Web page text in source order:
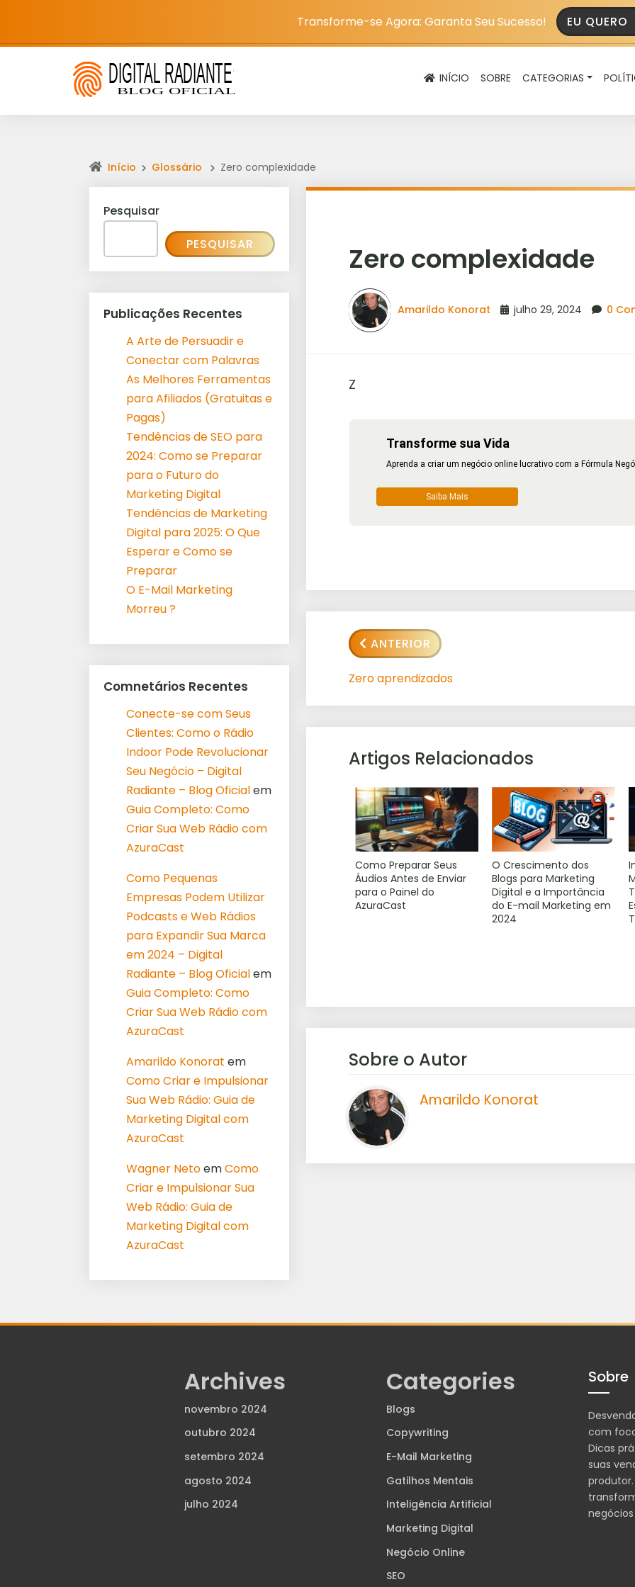
Transforme-se Agora: Garanta Seu Sucesso! EU QUERO
INÍCIO SOBRE CATEGORIAS
Início Glossário Zero complexidade
Zero complexidade
Amarildo Konorat julho 29, 2024 0
Z
Transforme sua Vida
Aprenda a criar um negócio online lucrativo com a Fórmula
Saiba Mais
ANTERIOR
Zero aprendizados
Artigos Relacionados
Como Preparar Seus
Áudios Antes de Enviar
para o Painel do
AzuraCast
O Crescimento dos
Blogs para Marketing
Digital e a Importância
do E-mail Marketing em
2024
Sobre o Autor
Amarildo Konorat
Pesquisar
PESQUISAR
Publicações Recentes
A Arte de Persuadir e
Conectar com Palavras
As Melhores Ferramentas
para Afiliados (Gratuitas e
Pagas)
Tendências de SEO para
2024: Como se Preparar
para o Futuro do
Marketing Digital
Tendências de Marketing
Digital para 2025: O Que
Esperar e Como se
Preparar
O E-Mail Marketing
Morreu ?
Comnetários Recentes
Conecte-se com Seus
Clientes: Como o Rádio
Indoor Pode Revolucionar
Seu Negócio – Digital
Radiante – Blog Oficialem
Guia Completo: Como
Criar Sua Web Rádio com
AzuraCast
Como Pequenas
Empresas Podem Utilizar
Podcasts e Web Rádios
para Expandir Sua Marca
em 2024 – Digital
Radiante – Blog Oficialem
Guia Completo: Como
Criar Sua Web Rádio com
AzuraCast
Amarildo Konorat em
Como Criar e Impulsionar
Sua Web Rádio: Guia de
Marketing Digital com
AzuraCast
Wagner NetoemComo
Criar e Impulsionar Sua
Web Rádio: Guia de
Marketing Digital com
AzuraCast
Archives
novembro 2024
outubro 2024
setembro 2024
agosto 2024
julho 2024
Categories
Blogs
Copywriting
E-Mail Marketing
Gatilhos Mentais
Inteligência Artificial
Marketing Digital
Negócio Online
SEO
Sobre
com
Dicas
suas